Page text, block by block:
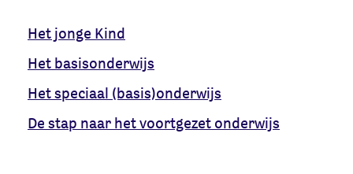
Het jonge Kind
Het basisonderwijs
Het speciaal (basis)onderwijs
De stap naar het voortgezet onderwijs